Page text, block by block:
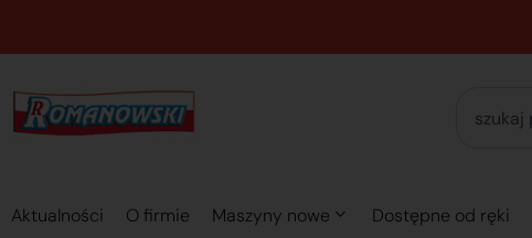
Aktualności O firmie Maszyny nowe Dostępne od ręki